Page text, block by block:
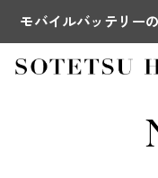
モバイルバッテリー